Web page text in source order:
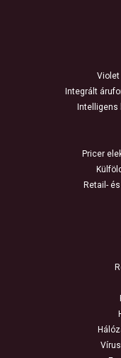
Integrált
Intelligens
Pricer
Retail-